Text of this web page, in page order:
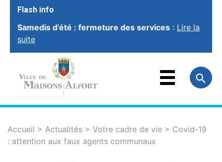
Flash info
Samedis d’été : fermeture des services : Lire la
suite
VOTRE MAIRIE
FAMILLEET ÉDUCATION
VOTRE CADREDE VIE
SOCIAL ET SOLIDARITÉ
VIE ÉCONOMIQUEET EMPLOI
Accueil > Actualités > Votre cadre de vie > Covid-19
: attention aux faux agents communaux